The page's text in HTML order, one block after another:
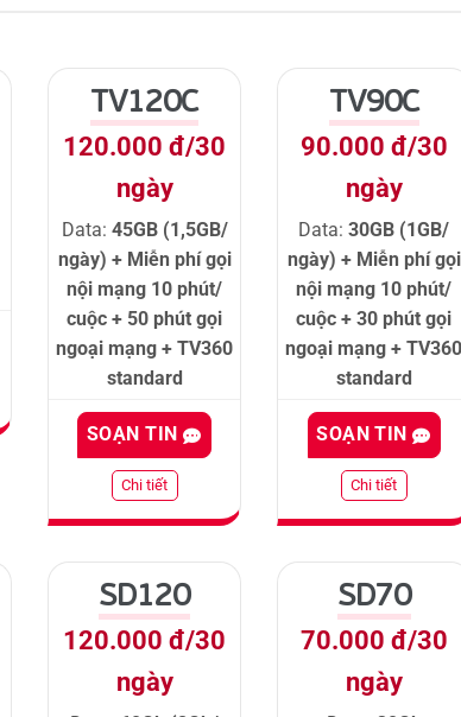
TV120C
120.000 đ/30
ngày
Data: 45GB (1,5GB/
ngày) + Miễn phí gọi
nội mạng 10 phút/
cuộc + 50 phút gọi
ngoại mạng + TV360
standard
SOẠN TIN
Chi tiết
TV90C
90.000 đ/30
ngày
Data:30GB (1GB/
ngày) + Miễn phí gọi
nội mạng 10 phút/
cuộc + 30 phút gọi
ngoại mạng +
standard
SOẠN TIN
Chi tiết
SD120
120.000 đ/30
ngày
SD70
70.000 đ/30
ngày